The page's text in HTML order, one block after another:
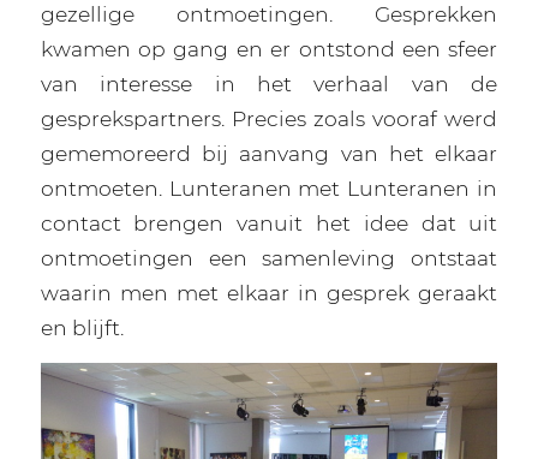
gezellige ontmoetingen. Gesprekken
kwamen op gang en er ontstond een sfeer
van interesse in het verhaal van de
gesprekspartners. Precies zoals vooraf werd
gememoreerd bij aanvang van het elkaar
ontmoeten. Lunteranen met Lunteranen in
contact brengen vanuit het idee dat uit
ontmoetingen een samenleving ontstaat
waarin men met elkaar in gesprek geraakt
en blijft.